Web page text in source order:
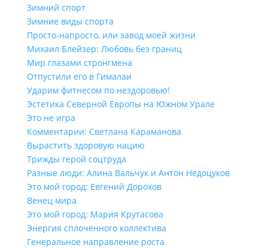
Зимний спорт
Зимние виды спорта
Просто-напросто, или завод моей жизни
Михаил Блейзер: Любовь без границ
Мир глазами стронгмена
Отпустили его в Гималаи
Ударим фитнесом по нездоровью!
Эстетика Северной Европы на Южном Урале
Это не игра
Комментарии: Светлана Караманова
Вырастить здоровую нацию
Трижды герой соцтруда
Разные люди: Алина Вальчук и Антон Недоцуков
Это мой город: Евгений Дорохов
Венец мира
Это мой город: Мария Крутасова
Энергия сплочённого коллектива
Генеральное направление роста